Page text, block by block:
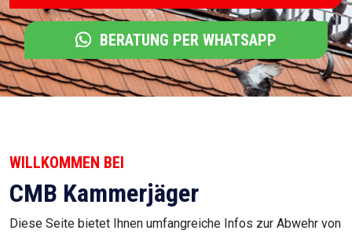
BERATUNG PER WHATSAPP
WILLKOMMEN BEI
CMB Kammerjäger
Diese Seite bietet Ihnen umfangreiche Infos zur Abwehr von